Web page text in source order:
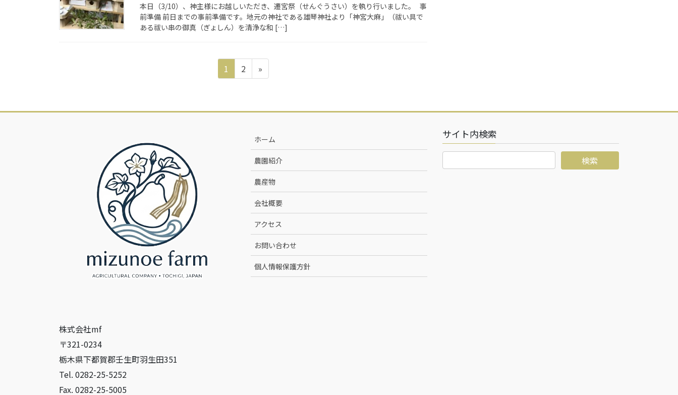
本日（3/10）、神主様にお越しいただき、遷宮祭（せんぐうさい）を執り行いました。 事
前準備 前日までの事前準備です。地元の神社である雄琴神社より「神宮大麻」（祓い具で
ある祓い串の御真（ぎょしん）を清浄な和 […]
ペ
固
定
1
固
定
2 »
株式会社mf
〒321-0234
栃木県下都賀郡壬生町羽生田351
Tel. 0282-25-5252
Fax. 0282-25-5005
ホーム
農園紹介
農産物
会社概要
アクセス
お問い合わせ
個人情報保護方針
サイト内検索